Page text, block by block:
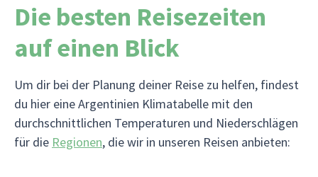
Die besten Reisezeiten
auf einen Blick
Um dir bei der Planung deiner Reise zu helfen, findest
du hier eine Argentinien Klimatabelle mit den
durchschnittlichen Temperaturen und Niederschlägen
für die Regionen, die wir in unseren Reisen anbieten: